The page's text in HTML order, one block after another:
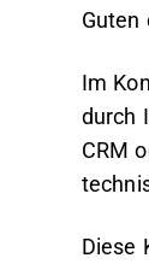
Guten
Im
durch
CRM
Diese